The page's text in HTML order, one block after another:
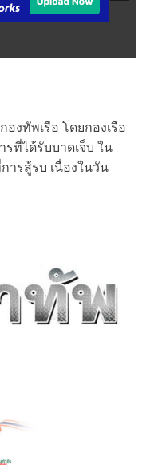
องทัพเรือ โดยกองเรือ
ที่ได้รับบาดเจ็บ ใน
ารสู้รบ เนื่องในวัน